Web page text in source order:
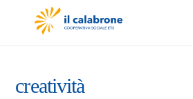
creatività